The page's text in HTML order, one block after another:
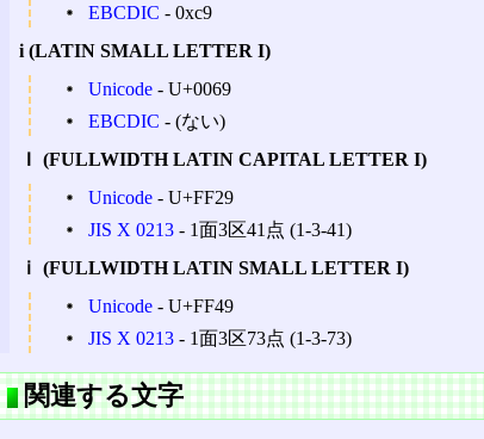
EBCDIC ‐ 0xc9
i (LATIN SMALL LETTER I)
Unicode ‐ U+0069
EBCDIC ‐ (ない)
Ｉ (FULLWIDTH LATIN CAPITAL LETTER I)
Unicode ‐ U+FF29
JIS X 0213 ‐ 1面3区41点 (1-3-41)
ｉ (FULLWIDTH LATIN SMALL LETTER I)
Unicode ‐ U+FF49
JIS X 0213 ‐ 1面3区73点 (1-3-73)
関連する文字